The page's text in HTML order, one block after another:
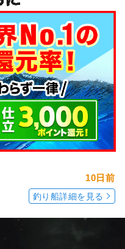
10日前
釣り船詳細を見る